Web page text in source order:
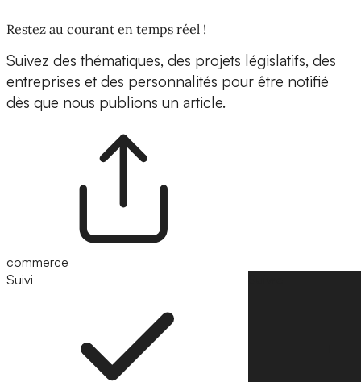
Restez au courant en temps réel !
Suivez des thématiques, des projets législatifs, des
entreprises et des personnalités pour être notifié
dès que nous publions un article.
commerce
Suivi